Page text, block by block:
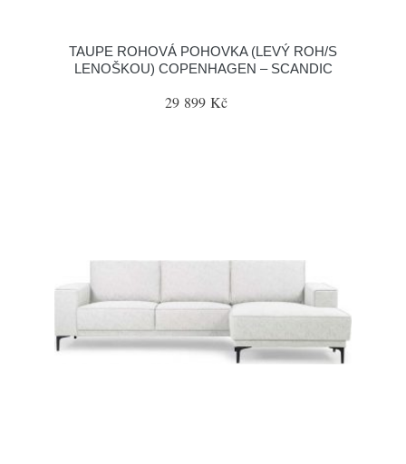
TAUPE ROHOVÁ POHOVKA (LEVÝ ROH/S
LENOŠKOU) COPENHAGEN – SCANDIC
29 899 Kč